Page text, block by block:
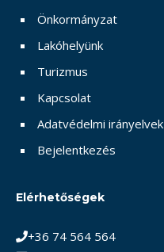
Önkormányzat
Lakóhelyünk
Turizmus
Kapcsolat
Adatvédelmi irányelvek
Bejelentkezés
Elérhetőségek
+36 74 564 564